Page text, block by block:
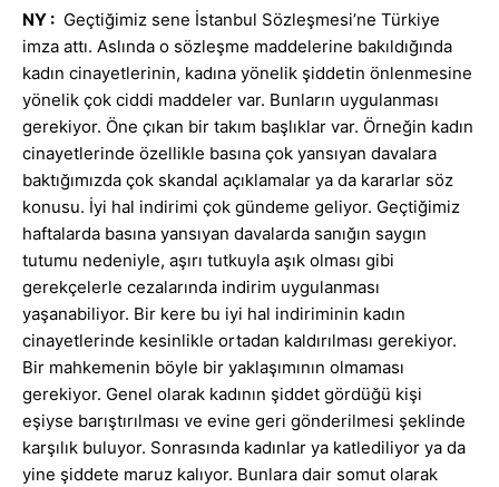
NY : Geçtiğimiz sene İstanbul Sözleşmesi’ne Türkiye
imza attı. Aslında o sözleşme maddelerine bakıldığında
kadın cinayetlerinin, kadına yönelik şiddetin önlenmesine
yönelik çok ciddi maddeler var. Bunların uygulanması
gerekiyor. Öne çıkan bir takım başlıklar var. Örneğin kadın
cinayetlerinde özellikle basına çok yansıyan davalara
baktığımızda çok skandal açıklamalar ya da kararlar söz
konusu. İyi hal indirimi çok gündeme geliyor. Geçtiğimiz
haftalarda basına yansıyan davalarda sanığın saygın
tutumu nedeniyle, aşırı tutkuyla aşık olması gibi
gerekçelerle cezalarında indirim uygulanması
yaşanabiliyor. Bir kere bu iyi hal indiriminin kadın
cinayetlerinde kesinlikle ortadan kaldırılması gerekiyor.
Bir mahkemenin böyle bir yaklaşımının olmaması
gerekiyor. Genel olarak kadının şiddet gördüğü kişi
eşiyse barıştırılması ve evine geri gönderilmesi şeklinde
karşılık buluyor. Sonrasında kadınlar ya katlediliyor ya da
yine şiddete maruz kalıyor. Bunlara dair somut olarak